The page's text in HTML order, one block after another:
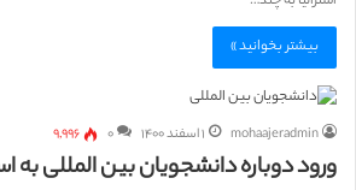
بیشتر بخوانید »
mohaajeradmin ۱ اسفند ۱۴۰۰ ۰ ۹,۹۹۶
ورود دوباره دانشجویان بین المللی به